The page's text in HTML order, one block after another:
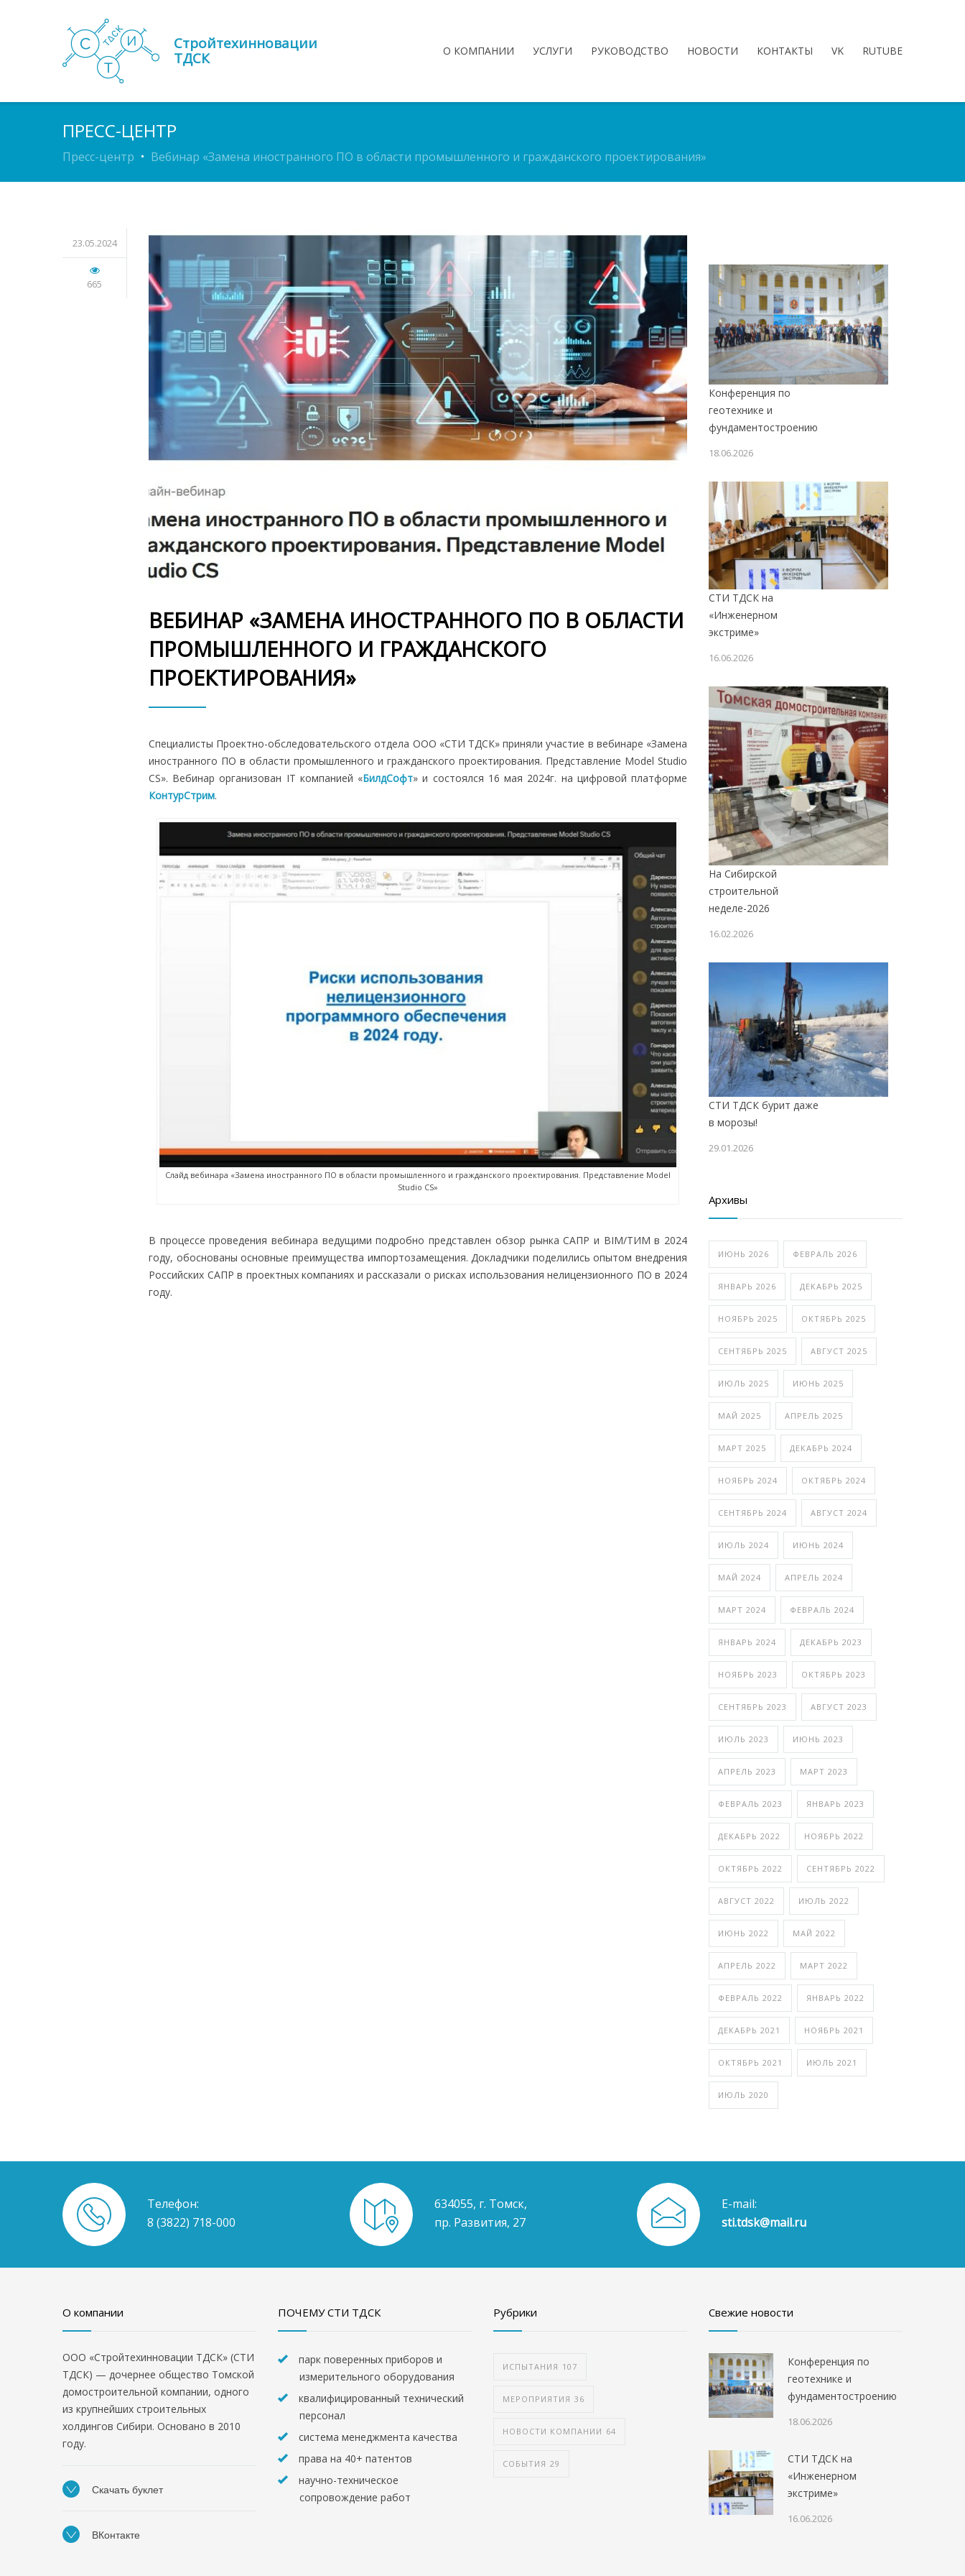
Стройтехинновации
ТДСК
О КОМПАНИИ УСЛУГИ РУКОВОДСТВО НОВОСТИ КОНТАКТЫ VK RUTUBE
ПРЕСС-ЦЕНТР
Пресс-центр Вебинар «Замена иностранного ПО в области промышленного и гражданского проектирования»
23.05.2024
665
ВЕБИНАР «ЗАМЕНА ИНОСТРАННОГО ПО В ОБЛАСТИ
ПРОМЫШЛЕННОГО И ГРАЖДАНСКОГО
ПРОЕКТИРОВАНИЯ»
Специалисты Проектно-обследовательского отдела ООО «СТИ ТДСК» приняли участие в вебинаре «Замена
иностранного ПО в области промышленного и гражданского проектирования. Представление Model Studio
CS». Вебинар организован IT компанией «БилдСофт» и состоялся 16 мая 2024г. на цифровой платформе
КонтурСтрим.
Слайд вебинара «Замена иностранного ПО в области промышленного и гражданского проектирования. Представление Model
Studio CS»
В процессе проведения вебинара ведущими подробно представлен обзор рынка САПР и BIM/ТИМ в 2024
году, обоснованы основные преимущества импортозамещения. Докладчики поделились опытом внедрения
Российских САПР в проектных компаниях и рассказали о рисках использования нелицензионного ПО в 2024
году.
Конференция по
геотехнике и
фундаментостроению
18.06.2026
СТИ ТДСК на
«Инженерном
экстриме»
16.06.2026
На Сибирской
строительной
неделе-2026
16.02.2026
СТИ ТДСК бурит даже
в морозы!
29.01.2026
Архивы
ИЮНЬ 2026 ФЕВРАЛЬ 2026
ЯНВАРЬ 2026 ДЕКАБРЬ 2025
НОЯБРЬ 2025 ОКТЯБРЬ 2025
СЕНТЯБРЬ 2025 АВГУСТ 2025
ИЮЛЬ 2025 ИЮНЬ 2025
МАЙ 2025 АПРЕЛЬ 2025
МАРТ 2025 ДЕКАБРЬ 2024
НОЯБРЬ 2024 ОКТЯБРЬ 2024
СЕНТЯБРЬ 2024 АВГУСТ 2024
ИЮЛЬ 2024 ИЮНЬ 2024
МАЙ 2024 АПРЕЛЬ 2024
МАРТ 2024 ФЕВРАЛЬ 2024
ЯНВАРЬ 2024 ДЕКАБРЬ 2023
НОЯБРЬ 2023 ОКТЯБРЬ 2023
СЕНТЯБРЬ 2023 АВГУСТ 2023
ИЮЛЬ 2023 ИЮНЬ 2023
АПРЕЛЬ 2023 МАРТ 2023
ФЕВРАЛЬ 2023 ЯНВАРЬ 2023
ДЕКАБРЬ 2022 НОЯБРЬ 2022
ОКТЯБРЬ 2022 СЕНТЯБРЬ 2022
АВГУСТ 2022 ИЮЛЬ 2022
ИЮНЬ 2022 МАЙ 2022
АПРЕЛЬ 2022 МАРТ 2022
ФЕВРАЛЬ 2022 ЯНВАРЬ 2022
ДЕКАБРЬ 2021 НОЯБРЬ 2021
ОКТЯБРЬ 2021 ИЮЛЬ 2021
ИЮЛЬ 2020
Телефон:
8 (3822) 718-000
634055, г. Томск,
пр. Развития, 27
E-mail:
sti.tdsk@mail.ru
О компании
ООО «Стройтехинновации ТДСК» (СТИ
ТДСК) — дочернее общество Томской
домостроительной компании, одного
из крупнейших строительных
холдингов Сибири. Основано в 2010
году.
Скачать буклет
ВКонтакте
ПОЧЕМУ СТИ ТДСК
парк поверенных приборов и
измерительного оборудования
квалифицированный технический
персонал
система менеджмента качества
права на 40+ патентов
научно-техническое
сопровождение работ
Рубрики
ИСПЫТАНИЯ 107
МЕРОПРИЯТИЯ 36
НОВОСТИ КОМПАНИИ 64
СОБЫТИЯ 29
Свежие новости
Конференция по
геотехнике и
фундаментостроению
18.06.2026
СТИ ТДСК на
«Инженерном
экстриме»
16.06.2026